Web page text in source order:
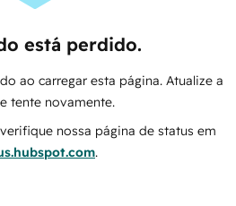
está perdido.
ao carregar esta página. Atualize a
tente novamente.
nossa página de status em
.